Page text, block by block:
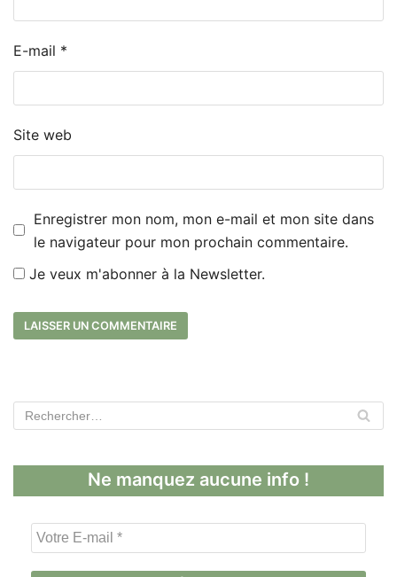
E-mail *
Site web
Enregistrer mon nom, mon e-mail et mon site dans
le navigateur pour mon prochain commentaire.
Je veux m'abonner à la Newsletter.
Ne manquez aucune info !
V
o
t